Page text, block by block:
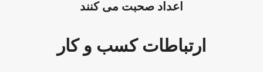
اعداد صحبت می کنند
ارتباطات کسب و کار